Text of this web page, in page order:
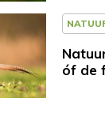
óf de